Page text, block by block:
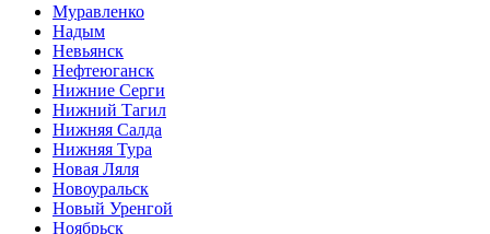
Муравленко
Надым
Невьянск
Нефтеюганск
Нижние Серги
Нижний Тагил
Нижняя Салда
Нижняя Тура
Новая Ляля
Новоуральск
Новый Уренгой
Ноябрьск